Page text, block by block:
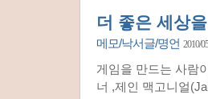
더 좋은 세상
메모/낙서글/명언 2010/
게임을 만드는 사람
너 ,제인 맥고니얼